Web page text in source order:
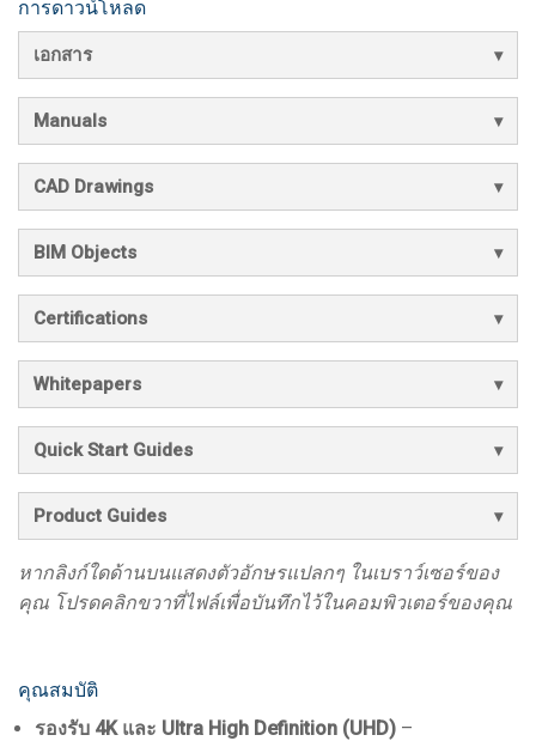
การดาวน์โหลด
เอกสาร
Manuals
CAD Drawings
BIM Objects
Certifications
Whitepapers
Quick Start Guides
Product Guides
หากลิงก์ใดด้านบนแสดงตัวอักษรแปลกๆ ในเบราว์เซอร์ของ
คุณ โปรดคลิกขวาที่ไฟล์เพื่อบันทึกไว้ในคอมพิวเตอร์ของคุณ
คุณสมบัติ
รองรับ 4K และ Ultra High Definition (UHD) –